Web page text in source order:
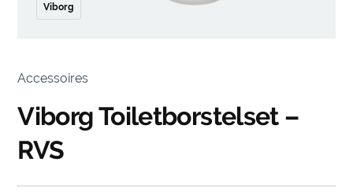
Viborg
Accessoires
Viborg Toiletborstelset –
RVS